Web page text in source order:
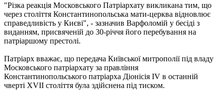
"Різка реакція Московського Патріархату викликана тим, що
через століття Константинопольська мати-церква відновлює
справедливість у Києві", - зазначив Варфоломій у бесіді з
виданням, присвяченій до 30-річчя його перебування на
патріаршому престолі.
Патріарх вважає, що передача Київської митрополії під владу
Московського патріархату за правління
Константинопольського патріарха Діонісія IV в останній
чверті XVII століття була здійснена під тиском.